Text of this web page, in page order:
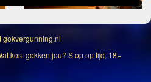
gokvergunning.nl
kost gokken jou? Stop op tijd, 18+